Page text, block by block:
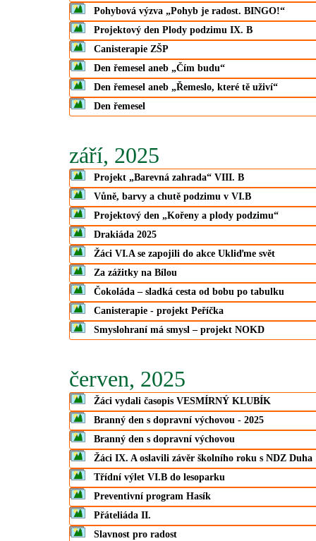
Pohybová výzva „Pohyb je radost. BINGO!“
Projektový den Plody podzimu IX. B
Canisterapie ZŠP
Den řemesel aneb „Čím budu“
Den řemesel aneb „Řemeslo, které tě uživí“
Den řemesel
září, 2025
Projekt „Barevná zahrada“ VIII. B
Vůně, barvy a chutě podzimu v VI.B
Projektový den „Kořeny a plody podzimu“
Drakiáda 2025
Žáci VI.A se zapojili do akce Ukliďme svět
Za zážitky na Bílou
Čokoláda – sladká cesta od bobu po tabulku
Canisterapie - projekt Peříčka
Smyslohraní má smysl – projekt NOKD
červen, 2025
Žáci vydali časopis VESMÍRNÝ KLUBÍK
Branný den s dopravní výchovou - 2025
Branný den s dopravní výchovou
Žáci IX. A oslavili závěr školního roku s NDZ Duha
Třídní výlet VI.B do lesoparku
Preventivní program Hasík
Přáteliáda II.
Slavnost pro radost